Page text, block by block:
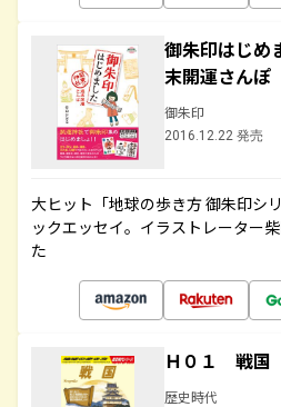
御朱印はじ
末開運さんぽ
御朱印
2016.12.22 発売
大ヒット「地球の歩き方 御朱印シ
ックエッセイ。イラストレーター
た
Ｈ０１ 戦国
歴史時代